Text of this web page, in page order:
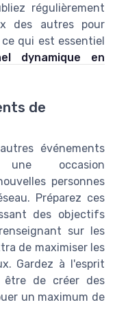
régulièrement
des autres pour
qui est essentiel
dynamique en
de
événements
une occasion
personnes
Préparez ces
des objectifs
sur les
de maximiser les
Gardez à l'esprit
de créer des
un maximum de